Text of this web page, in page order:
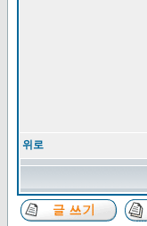
위로